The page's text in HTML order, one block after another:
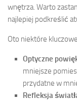
wnętrza. Warto
najlepiej podkreślić
Oto niektóre
Optyczne
mniejsze
przydatne w
Refleksja